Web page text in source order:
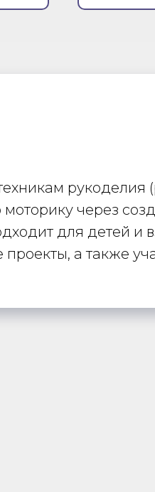
рукоделия
через
для детей и
а также